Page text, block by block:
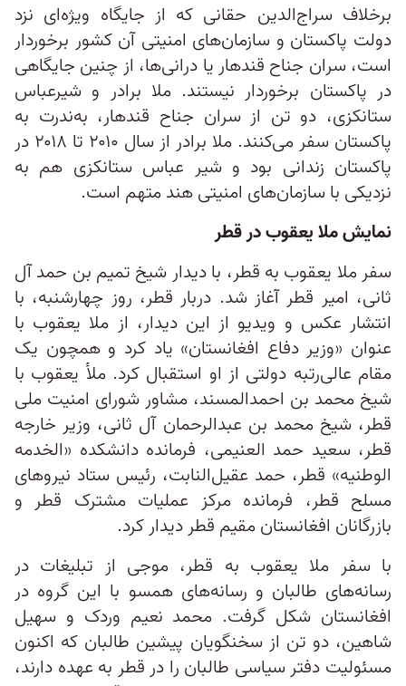
برخلاف سراج‌الدین حقانی که از جایگاه ویژه‌ای نزد
دولت پاکستان و سازمان‌های امنیتی آن کشور برخوردار
است، سران جناح قندهار یا درانی‌ها، از چنین جایگاهی
در پاکستان برخوردار نیستند. ملا برادر و شیرعباس
ستانکزی، دو تن از سران جناح قندهار، به‌ندرت به
پاکستان سفر می‌کنند. ملا برادر از سال ۲۰۱۰ تا ۲۰۱۸ در
پاکستان زندانی بود و شیر عباس ستانکزی هم به
نزدیکی با سازمان‌های امنیتی هند متهم است.
نمایش ملا یعقوب در قطر
سفر ملا یعقوب به قطر، با دیدار شیخ تمیم بن حمد آل
ثانی، امیر قطر آغاز شد. دربار قطر، روز چهارشنبه، با
انتشار عکس و ویدیو از این دیدار، از ملا یعقوب با
‌عنوان «وزیر دفاع افغانستان» یاد کرد و همچون یک
مقام عالی‌رتبه دولتی از او استقبال کرد. ملأ یعقوب با
شیخ محمد بن احمدالمسند، مشاور شورای امنیت ملی
قطر، شیخ محمد بن عبدالرحمان آل ثانی، وزیر خارجه
قطر، سعید حمد العنیمی، فرمانده دانشکده «الخدمه
الوطنیه» قطر، حمد عقیل‌النابت، رئیس ستاد نیروهای
مسلح قطر، فرمانده مرکز عملیات مشترک قطر و
بازرگانان افغانستان مقیم قطر دیدار کرد.
با سفر ملا یعقوب به قطر، موجی از تبلیغات در
رسانه‌های طالبان و رسانه‌های همسو با این گروه در
افغانستان شکل گرفت. محمد نعیم وردک و سهیل
شاهین، دو تن از سخنگویان پیشین طالبان که اکنون
مسئولیت دفتر سیاسی طالبان را در قطر به عهده دارند،